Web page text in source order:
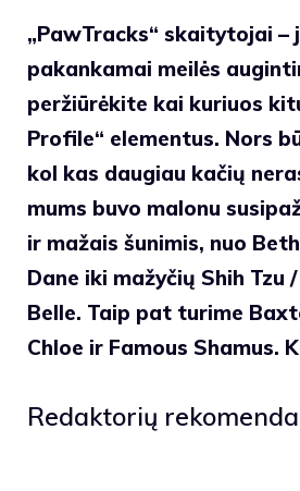
„PawTracks“ skaitytojai –
pakankamai meilės
peržiūrėkite kai kuriuos
Profile“ elementus. Nors
kol kas daugiau kačių
mums buvo malonu
ir mažais šunimis, nuo
Dane iki mažyčių Shih Tzu
Belle. Taip pat turime
Chloe ir Famous Shamus.
Redaktorių